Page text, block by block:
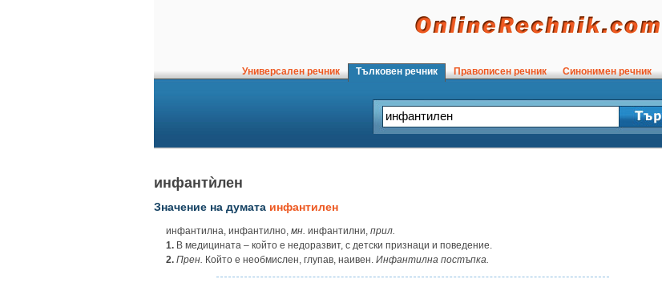
Универсален речник Тълковен речник Правописен речник Синонимен речник
инфантѝлен
Значение на думата инфантилен
инфантилна, инфантилно, мн. инфантилни, прил.
1. В медицината – който е недоразвит, с детски признаци и поведение.
2. Прен. Който е необмислен, глупав, наивен. Инфантилна постъпка.